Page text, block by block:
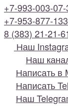
+7-993-003-07-
+7-953-877-
8 (383) 21-21-
Наш
Наш
Написать в
Написать
Наш